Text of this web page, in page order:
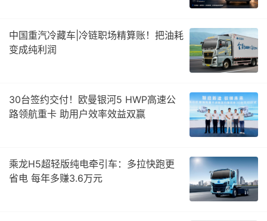
中国重汽冷藏车|冷链职场精算账！把油耗
变成纯利润
30台签约交付！欧曼银河5 HWP高速公
路领航重卡 助用户效率效益双赢
乘龙H5超轻版纯电牵引车：多拉快跑更
省电 每年多赚3.6万元